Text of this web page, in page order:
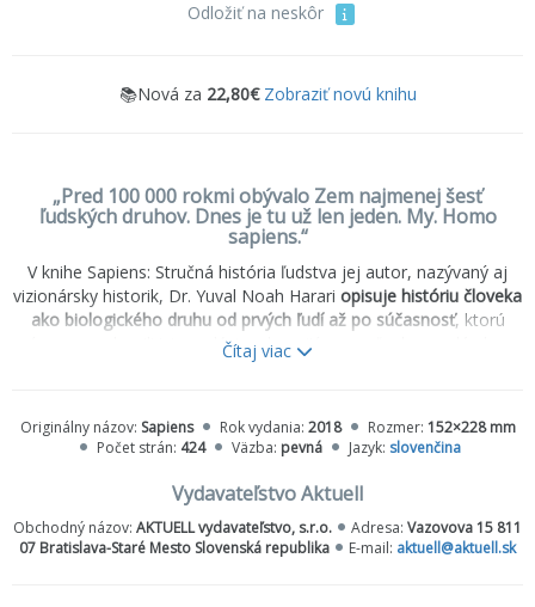
Odložiť na neskôr
📚Nová za 22,80€ Zobraziť novú knihu
„Pred 100 000 rokmi obývalo Zem najmenej šesť
ľudských druhov. Dnes je tu už len jeden. My. Homo
sapiens.“
V knihe Sapiens: Stručná história ľudstva jej autor, nazývaný aj
vizionársky historik, Dr. Yuval Noah Harari opisuje históriu človeka
ako biologického druhu od prvých ľudí až po súčasnosť, ktorú
výrazne ovplyvnili tri revolúcie − kognitívna, poľnohospodárska a
vedecká revolúcia.
ríše?
Ako sme dospeli k viere v bohov, národy a ľudské práva?
A aký bude náš svet v ďalších tisícročiach?
Vychádzajúc z poznatkov z histórie, biológie, antropológie,
paleontológie a ekonómie Dr. Harari skúma,ako jednotlivé
Čítaj viac
Originálny názov: Sapiens Rok vydania: 2018 Rozmer: 152×228 mm
Počet strán: 424 Väzba: pevná Jazyk: slovenčina
Vydavateľstvo Aktuell
Obchodný názov: AKTUELL vydavateľstvo, s.r.o. Adresa: Vazovova 15 811
07 Bratislava-Staré Mesto Slovenská republika
E-mail: aktuell@aktuell.sk